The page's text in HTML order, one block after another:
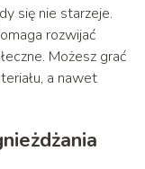
się nie starzeje.
rozwijać
Możesz grać
a nawet